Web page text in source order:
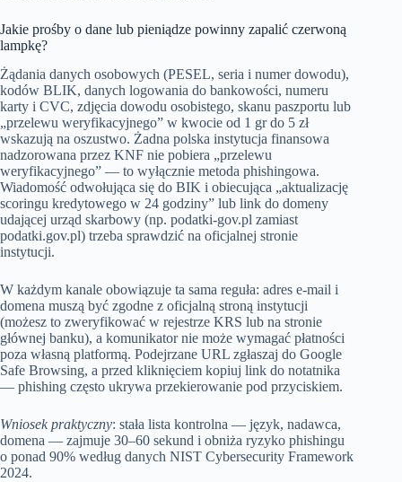
Jakie prośby o dane lub pieniądze powinny zapalić czerwoną
lampkę?
Żądania danych osobowych (PESEL, seria i numer dowodu),
kodów BLIK, danych logowania do bankowości, numeru
karty i CVC, zdjęcia dowodu osobistego, skanu paszportu lub
„przelewu weryfikacyjnego” w kwocie od 1 gr do 5 zł
wskazują na oszustwo. Żadna polska instytucja finansowa
nadzorowana przez KNF nie pobiera „przelewu
weryfikacyjnego” — to wyłącznie metoda phishingowa.
Wiadomość odwołująca się do BIK i obiecująca „aktualizację
scoringu kredytowego w 24 godziny” lub link do domeny
udającej urząd skarbowy (np. podatki-gov.pl zamiast
podatki.gov.pl) trzeba sprawdzić na oficjalnej stronie
instytucji.
W każdym kanale obowiązuje ta sama reguła: adres e-mail i
domena muszą być zgodne z oficjalną stroną instytucji
(możesz to zweryfikować w rejestrze KRS lub na stronie
głównej banku), a komunikator nie może wymagać płatności
poza własną platformą. Podejrzane URL zgłaszaj do Google
Safe Browsing, a przed kliknięciem kopiuj link do notatnika
— phishing często ukrywa przekierowanie pod przyciskiem.
Wniosek praktyczny: stała lista kontrolna — język, nadawca,
domena — zajmuje 30–60 sekund i obniża ryzyko phishingu
o ponad 90% według danych NIST Cybersecurity Framework
2024.